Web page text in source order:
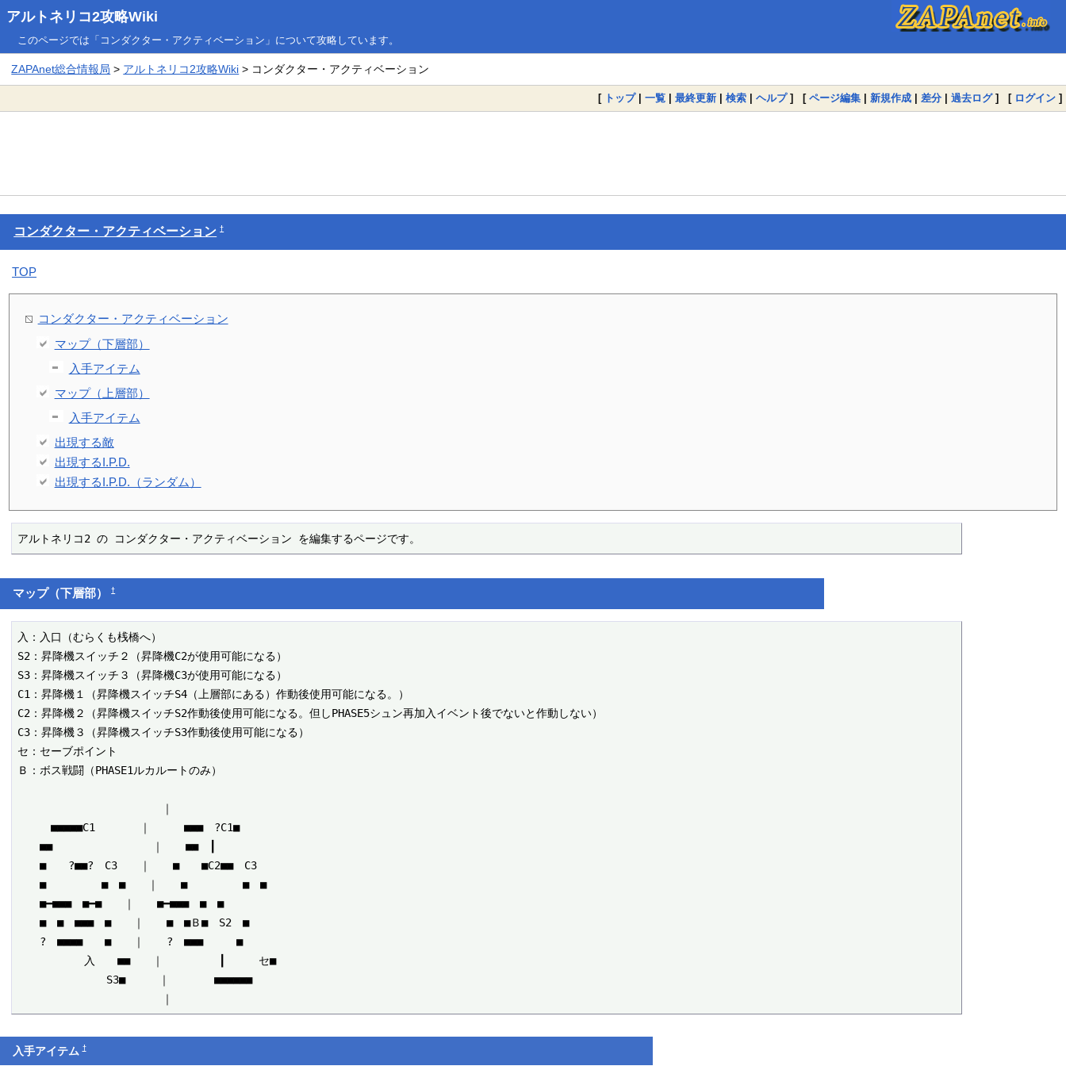
アルトネリコ2攻略Wiki
このページでは「コンダクター・アクティベーション」について攻略しています。
ZAPAnet総合情報局 > アルトネリコ2攻略Wiki > コンダクター・アクティベーション
[ トップ| 一覧 | 最終更新 | 検索 | ヘルプ] [ ページ編集 | 新規作成 | 差分 | 過去ログ] [ ログイン ]
コンダクター・アクティベーション †
TOP
コンダクター・アクティベーション
マップ（下層部）
入手アイテム
マップ（上層部）
入手アイテム
出現する敵
出現するI.P.D.
出現するI.P.D.（ランダム）
アルトネリコ2 の コンダクター・アクティベーション を編集するページです。
マップ（下層部）†
入：入口（むらくも桟橋へ）
S2：昇降機スイッチ２（昇降機C2が使用可能になる）
S3：昇降機スイッチ３（昇降機C3が使用可能になる）
C1：昇降機１（昇降機スイッチS4（上層部にある）作動後使用可能になる。）
C2：昇降機２（昇降機スイッチS2作動後使用可能になる。但しPHASE5シュン再加入イベント後でないと作動しない）
C3：昇降機３（昇降機スイッチS3作動後使用可能になる）
セ：セーブポイント
Ｂ：ボス戦闘（PHASE1ルカルートのみ）
｜
■■■■■C1　　　　｜　　　■■■　?C1■
■■　　　　　　　　　｜　　■■　┃
■　　?■■?　C3　　｜　　■　　■C2■■　C3
■　　　　　■　■　　｜　　■　　　　　■　■
■━■■■　■━■　　｜　　■━■■■　■　■
■　■　■■■　■　　｜　　■　■Ｂ■　S2　■
?　■■■■　　■　　｜　　?　■■■　　　■
入　　■■　　｜　　　　　┃　　　セ■
S3■　　　｜　　　　■■■■■■
入手アイテム†